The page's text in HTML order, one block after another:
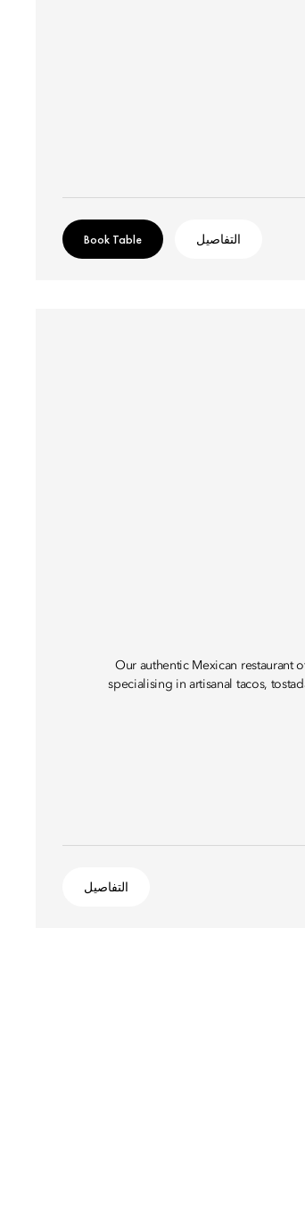
التفاصيل Book Table
Our authentic Mexican restaurant
specialising in artisanal tacos,
التفاصيل